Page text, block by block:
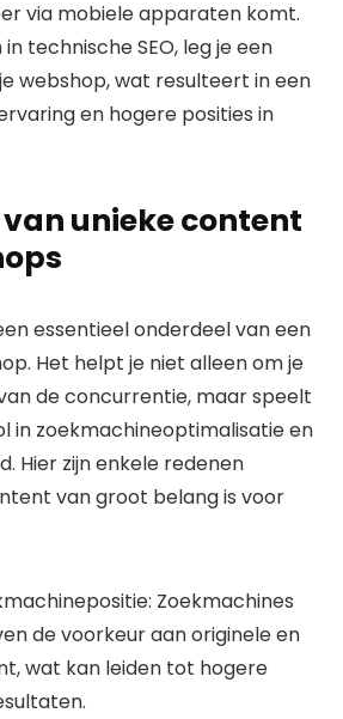
via mobiele apparaten komt.
technische SEO, leg je een
webshop, wat resulteert in een
en hogere posities in
unieke content
essentieel onderdeel van een
Het helpt je niet alleen om je
de concurrentie, maar speelt
in zoekmachineoptimalisatie en
Hier zijn enkele redenen
van groot belang is voor
Zoekmachines
de voorkeur aan originele en
wat kan leiden tot hogere